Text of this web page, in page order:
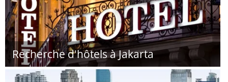
Recherche d'hôtels à Jakarta